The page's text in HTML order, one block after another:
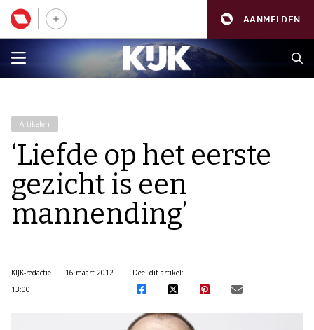
AANMELDEN
Artikelen
‘Liefde op het eerste
gezicht is een
mannending’
KIJK-redactie
16 maart 2012
13:00
Deel dit artikel: